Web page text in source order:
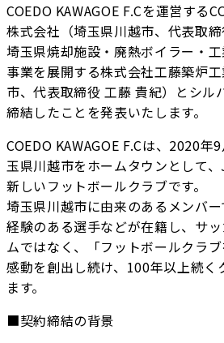
COEDO KAWAGOE F.Cを運営する
株式会社（埼玉県川越市、代表取
埼玉県焼却施設・廃熱ボイラー・
事業を展開する株式会社工藤築炉
市、代表取締役 工藤 貴紀）とシル
締結したことを発表いたします。
COEDO KAWAGOE F.Cは、2020年
玉県川越市をホームタウンとして
新しいフットボールクラブです。
埼玉県川越市に由来のあるメンバ
経験のある選手などが在籍し、サ
ムではなく、「フットボールクラ
感動を創出し続け、100年以上続く
ます。
■契約締結の背景